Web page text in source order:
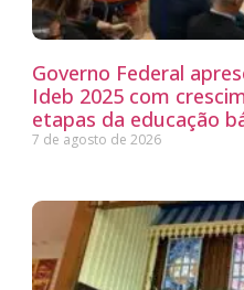
Governo Federal
Ideb 2025 com
etapas da educação
7 de agosto de 2026